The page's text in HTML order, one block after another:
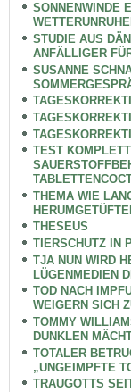
SONNENWINDE
STUDIE AUS
ANFÄLLIGER
SUSANNE
TEST
THEMA WIE
THESEUS
TIERSCHUTZ IN
TJA NUN WIRD
LÜGENMEDIEN
TOD NACH
WEIGERN SICH
TOMMY
DUNKLEN
TOTALER
„UNGEIMPFTE
TRAUGOTTS